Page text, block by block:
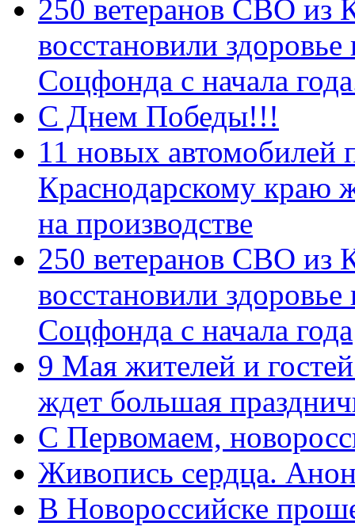
250 ветеранов СВО из
восстановили
Соцфонда с начала
С Днем Победы!!!
11 новых автомобилей
Краснодарскому краю
на производстве
250 ветеранов СВО из
восстановили
Соцфонда с начала года
9 Мая жителей и
ждет большая
C Первомаем,
Живопись сердца.
В Новороссийске